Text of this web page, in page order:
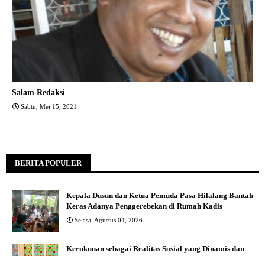
Salam Redaksi
Sabtu, Mei 15, 2021
BERITA POPULER
Kepala Dusun dan Ketua Pemuda Pasa Hilalang Bantah
Keras Adanya Penggerebekan di Rumah Kadis
Selasa, Agustus 04, 2026
Kerukunan sebagai Realitas Sosial yang Dinamis dan